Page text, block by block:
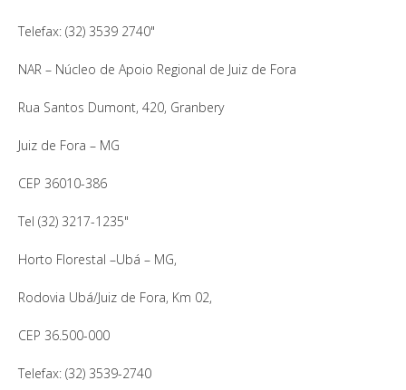
Telefax: (32) 3539 2740"
NAR – Núcleo de Apoio Regional de Juiz de Fora
Rua Santos Dumont, 420, Granbery
Juiz de Fora – MG
CEP 36010-386
Tel (32) 3217-1235"
Horto Florestal –Ubá – MG,
Rodovia Ubá/Juiz de Fora, Km 02,
CEP 36.500-000
Telefax: (32) 3539-2740